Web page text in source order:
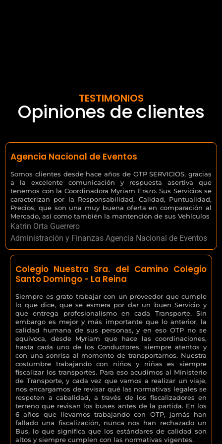
TESTIMONIOS
Opiniones de clientes
Agencia Nacional de Eventos
Somos clientes desde hace años de OTP SERVICIOS, gracias
a la excelente comunicación y respuesta asertiva que
tenemos con la Coordinadora Myriam Erazo. Sus Servicios se
caracterizan por la Responsabilidad, Calidad, Puntualidad,
Precios, que son una muy buena oferta en comparación al
Mercado, así como también la mantención de sus Vehículos
Katrin Orta Guerrero
Administración y Finanzas Agencia Nacional de Eventos
Colegio Nuestra Sra. del Camino Colegio
Santo Domingo - La Reina
Siempre es grato trabajar con un proveedor que cumple
lo que dice, que se esmera por dar un buen Servicio y
que entrega profesionalismo en cada Transporte. Sin
embargo es mejor y más importante que lo anterior, la
calidad humana de sus personas, y en eso OTP no se
equivoca, desde Myriam que hace las coordinaciones,
hasta cada uno de los Conductores, siempre atentos y
con una sonrisa al momento de transportarnos. Nuestra
costumbre trabajando con niños y niñas es siempre
fiscalizar los transportes. Para eso acudimos al Ministerio
de Transporte, y cada vez que vamos a realizar un viaje,
nos encargamos de revisar qué las normativas legales se
respeten a cabalidad, a través de los fiscalizadores en
terreno que revisan los buses antes de la partida. En los
6 años que llevamos trabajando con OTP, jamás han
fallado una fiscalización, nunca nos han rechazado un
Bus, lo que significa que los estándares de calidad son
altos y siempre cumplen con las normativas vigentes.